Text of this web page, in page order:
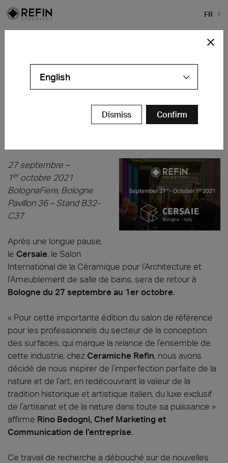
FR
COLLECTIONS
REDÉCOUVREZ LA
27 septembre –
1eroctobre 2021
BolognaFiere, Bologne
Pavillon 36 – Stand B32-
C37
Après une longue pause,
le Cersaie, le Salon
International de la Céramique pour l’Architecture et
l’Ameublement de salle de bains, sera de retour à
Bologne du 27 septembre au 1er octobre.
« Pour cette importante édition du salon de référence
pour les professionnels du secteur de la conception
des surfaces, qui marque la relance de l’ensemble de
cette industrie, chez Ceramiche Refin, nous avons
décidé de nous inspirer de l’imperfection parfaite de la
nature et de l’art, en redécouvrant la valeur de la
tradition historique et artistique italien, du luxe exclusif
de l’artisanat et de la nature dans toute sa puissance »
affirme Rino Bedogni, Chef Marketing et
Communication de l’entreprise.
Ce travail de recherche a débouché sur de nouvelles
English
Dismiss Confirm